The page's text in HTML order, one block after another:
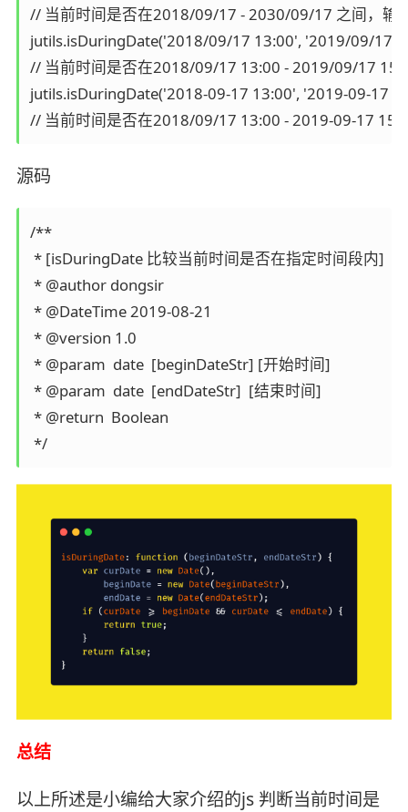
// 当前时间是否在2018/09/17 - 2030/09/17 之间，输
jutils.isDuringDate('2018/09/17 13:00', '2019/09/17
// 当前时间是否在2018/09/17 13:00 - 2019/09/17
jutils.isDuringDate('2018-09-17 13:00', '2019-09-17
// 当前时间是否在2018/09/17 13:00 - 2019-09-17
源码
/**
* [isDuringDate 比较当前时间是否在指定时间段内]
* @author dongsir
* @DateTime 2019-08-21
* @version 1.0
* @param  date  [beginDateStr] [开始时间]
* @param  date  [endDateStr]  [结束时间]
* @return  Boolean
*/
总结
以上所述是小编给大家介绍的js 判断当前时间是